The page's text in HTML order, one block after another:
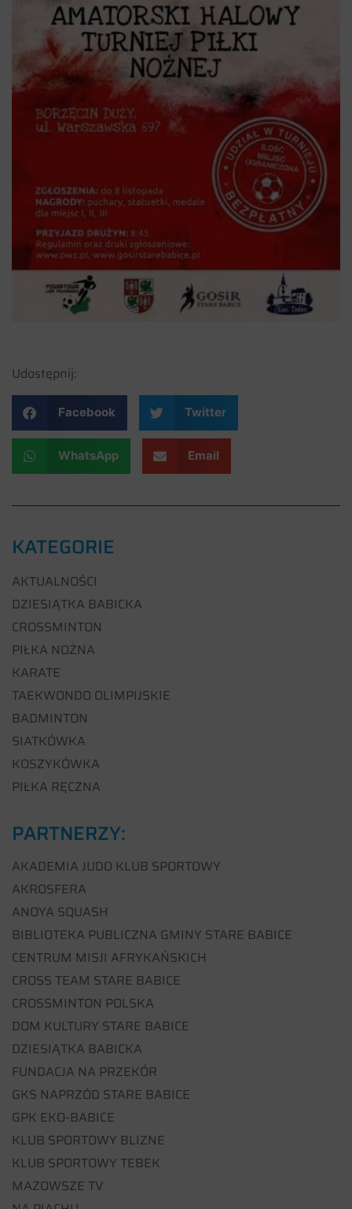
Udostępnij:
Facebook Twitter
WhatsApp Email
KATEGORIE
AKTUALNOŚCI
DZIESIĄTKA BABICKA
CROSSMINTON
PIŁKA NOŻNA
KARATE
TAEKWONDO OLIMPIJSKIE
BADMINTON
SIATKÓWKA
KOSZYKÓWKA
PIŁKA RĘCZNA
PARTNERZY:
AKADEMIA JUDO KLUB SPORTOWY
AKROSFERA
ANOYA SQUASH
BIBLIOTEKA PUBLICZNA GMINY STARE BABICE
CENTRUM MISJI AFRYKAŃSKICH
CROSS TEAM STARE BABICE
CROSSMINTON POLSKA
DOM KULTURY STARE BABICE
DZIESIĄTKA BABICKA
FUNDACJA NA PRZEKÓR
GKS NAPRZÓD STARE BABICE
GPK EKO-BABICE
KLUB SPORTOWY BLIZNE
KLUB SPORTOWY TEBEK
MAZOWSZE TV